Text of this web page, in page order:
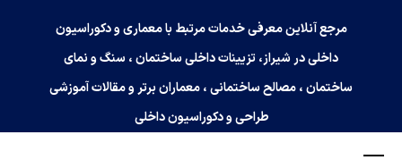
مرجع آنلاین معرفی خدمات مرتبط با معماری و دکوراسیون
داخلی در شیراز، تزیینات داخلی ساختمان ، سنگ و نمای
ساختمان ، مصالح ساختمانی ، معماران برتر و مقالات آموزشی
طراحی و دکوراسیون داخلی